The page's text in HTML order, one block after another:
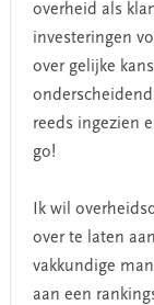
overheid als
investeringen
over gelijke
reeds ingezien
go!
Ik wil
over te laten
vakkundige
aan een